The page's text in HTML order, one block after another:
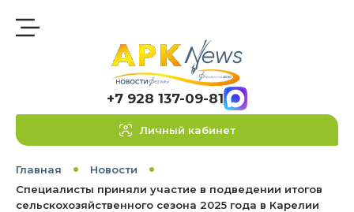
+7 928 137-09-81
Личный кабинет
Главная
Новости
Специалисты приняли участие в подведении итогов
сельскохозяйственного сезона 2025 года в Карелии